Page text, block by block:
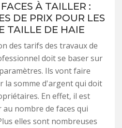
À TAILLER :
DE PRIX POUR LES
TAILLE DE HAIE
des tarifs des travaux de
doit se baser sur
Ils vont faire
la somme d'argent qui doit
En effet, il est
nombre de faces qui
elles sont nombreuses